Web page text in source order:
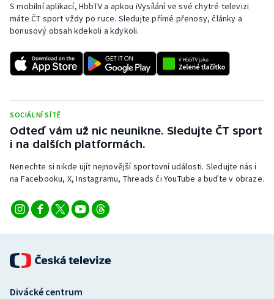
Rychlobruslení
Short track
Sportovní střelba
Stolní tenis
Vodní slalom
S mobilní aplikací, HbbTV a apkou iVysílání ve své chytré televizi
máte ČT sport vždy po ruce. Sledujte přímé přenosy, články a
bonusový obsah kdekoli a kdykoli.
SOCIÁLNÍ SÍTĚ
Odteď vám už nic neunikne. Sledujte ČT sport
i na dalších platformách.
Nenechte si nikde ujít nejnovější sportovní události. Sledujte nás i
na Facebooku, X, Instagramu, Threads či YouTube a buďte v obraze.
Divácké centrum